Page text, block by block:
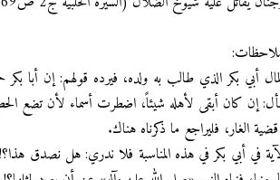
لمال أبي بكر الذي طالب به ولده، فيرده قولهم: إن أبا
إن كان أبقى لأهله شيئاً، اضطرت أسماء لأن تضع
الغار، فليراجع ما ذكرناه هناك.
في أبي بكر في هذه المناسبة فلا ندري: هل نصدق